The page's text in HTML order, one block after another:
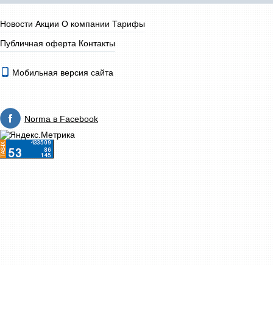
Новости Акции О компании Тарифы
Публичная оферта Контакты
Мобильная версия сайта
Norma в Facebook